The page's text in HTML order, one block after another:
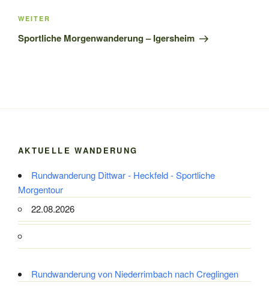
Nächster
Beitrag
WEITER
Sportliche Morgenwanderung – Igersheim
AKTUELLE WANDERUNG
Rundwanderung Dittwar - Heckfeld - Sportliche
Morgentour
22.08.2026
Rundwanderung von Niederrimbach nach Creglingen